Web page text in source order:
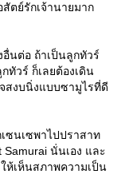
ตย์รักเจ้านายมาก
อื่นต่อ ถ้าเป็นลูกทัวร์
ทัวร์ ก็เลยต้องเดิน
สงบนิ่งแบบซามูไรที่ดี
ซนเซพาไปปราสาท
Samurai นั่นเอง และ
ห้เห็นสภาพความเป็น